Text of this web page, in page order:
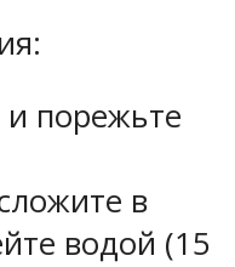
порежьте
в
водой (15